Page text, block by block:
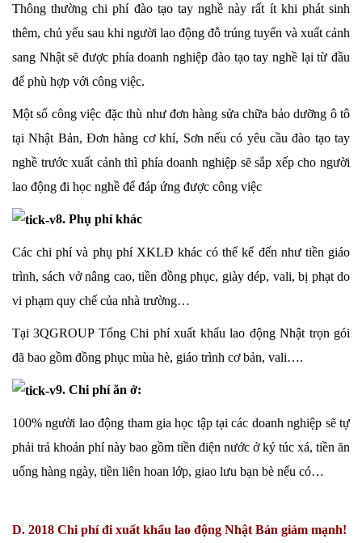
Thông thường chi phí đào tạo tay nghề này rất ít khi phát sinh
thêm, chủ yếu sau khi người lao động đỗ trúng tuyển và xuất cảnh
sang Nhật sẽ được phía doanh nghiệp đào tạo tay nghề lại từ đầu
để phù hợp với công việc.
Một số công việc đặc thù như đơn hàng sửa chữa bảo dưỡng ô tô
tại Nhật Bản, Đơn hàng cơ khí, Sơn nếu có yêu cầu đào tạo tay
nghề trước xuất cảnh thì phía doanh nghiệp sẽ sắp xếp cho người
lao động đi học nghề để đáp ứng được công việc
8. Phụ phí khác
Các chi phí và phụ phí XKLĐ khác có thể kể đến như tiền giáo
trình, sách vở nâng cao, tiền đồng phục, giày dép, vali, bị phạt do
vi phạm quy chế của nhà trường…
Tại 3QGROUP Tổng Chi phí xuất khẩu lao động Nhật trọn gói
đã bao gồm đồng phục mùa hè, giáo trình cơ bản, vali….
9. Chi phí ăn ở:
100% người lao động tham gia học tập tại các doanh nghiệp sẽ tự
phải trả khoản phí này bao gồm tiền điện nước ở ký túc xá, tiền ăn
uống hàng ngày, tiền liên hoan lớp, giao lưu bạn bè nếu có…
D. 2018 Chi phí đi xuất khẩu lao động Nhật Bản giảm mạnh!